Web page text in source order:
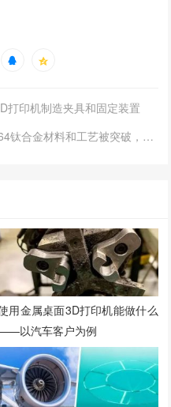
打印机制造夹具和固定装置
下一篇：基于桌面金属3D打印的Ti64钛合金材料和工艺被突破，细数其难点和应用
用金属桌面3D打印机能做什么
以汽车客户为例